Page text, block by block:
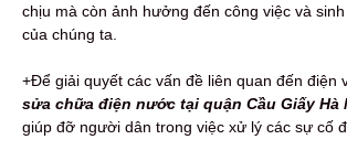
chịu mà còn ảnh hưởng đến công việc và
của chúng ta.
+Để giải quyết các vấn đề liên quan đến điện
sửa chữa điện nước tại quận Cầu Giấy Hà
giúp đỡ người dân trong việc xử lý các sự cố